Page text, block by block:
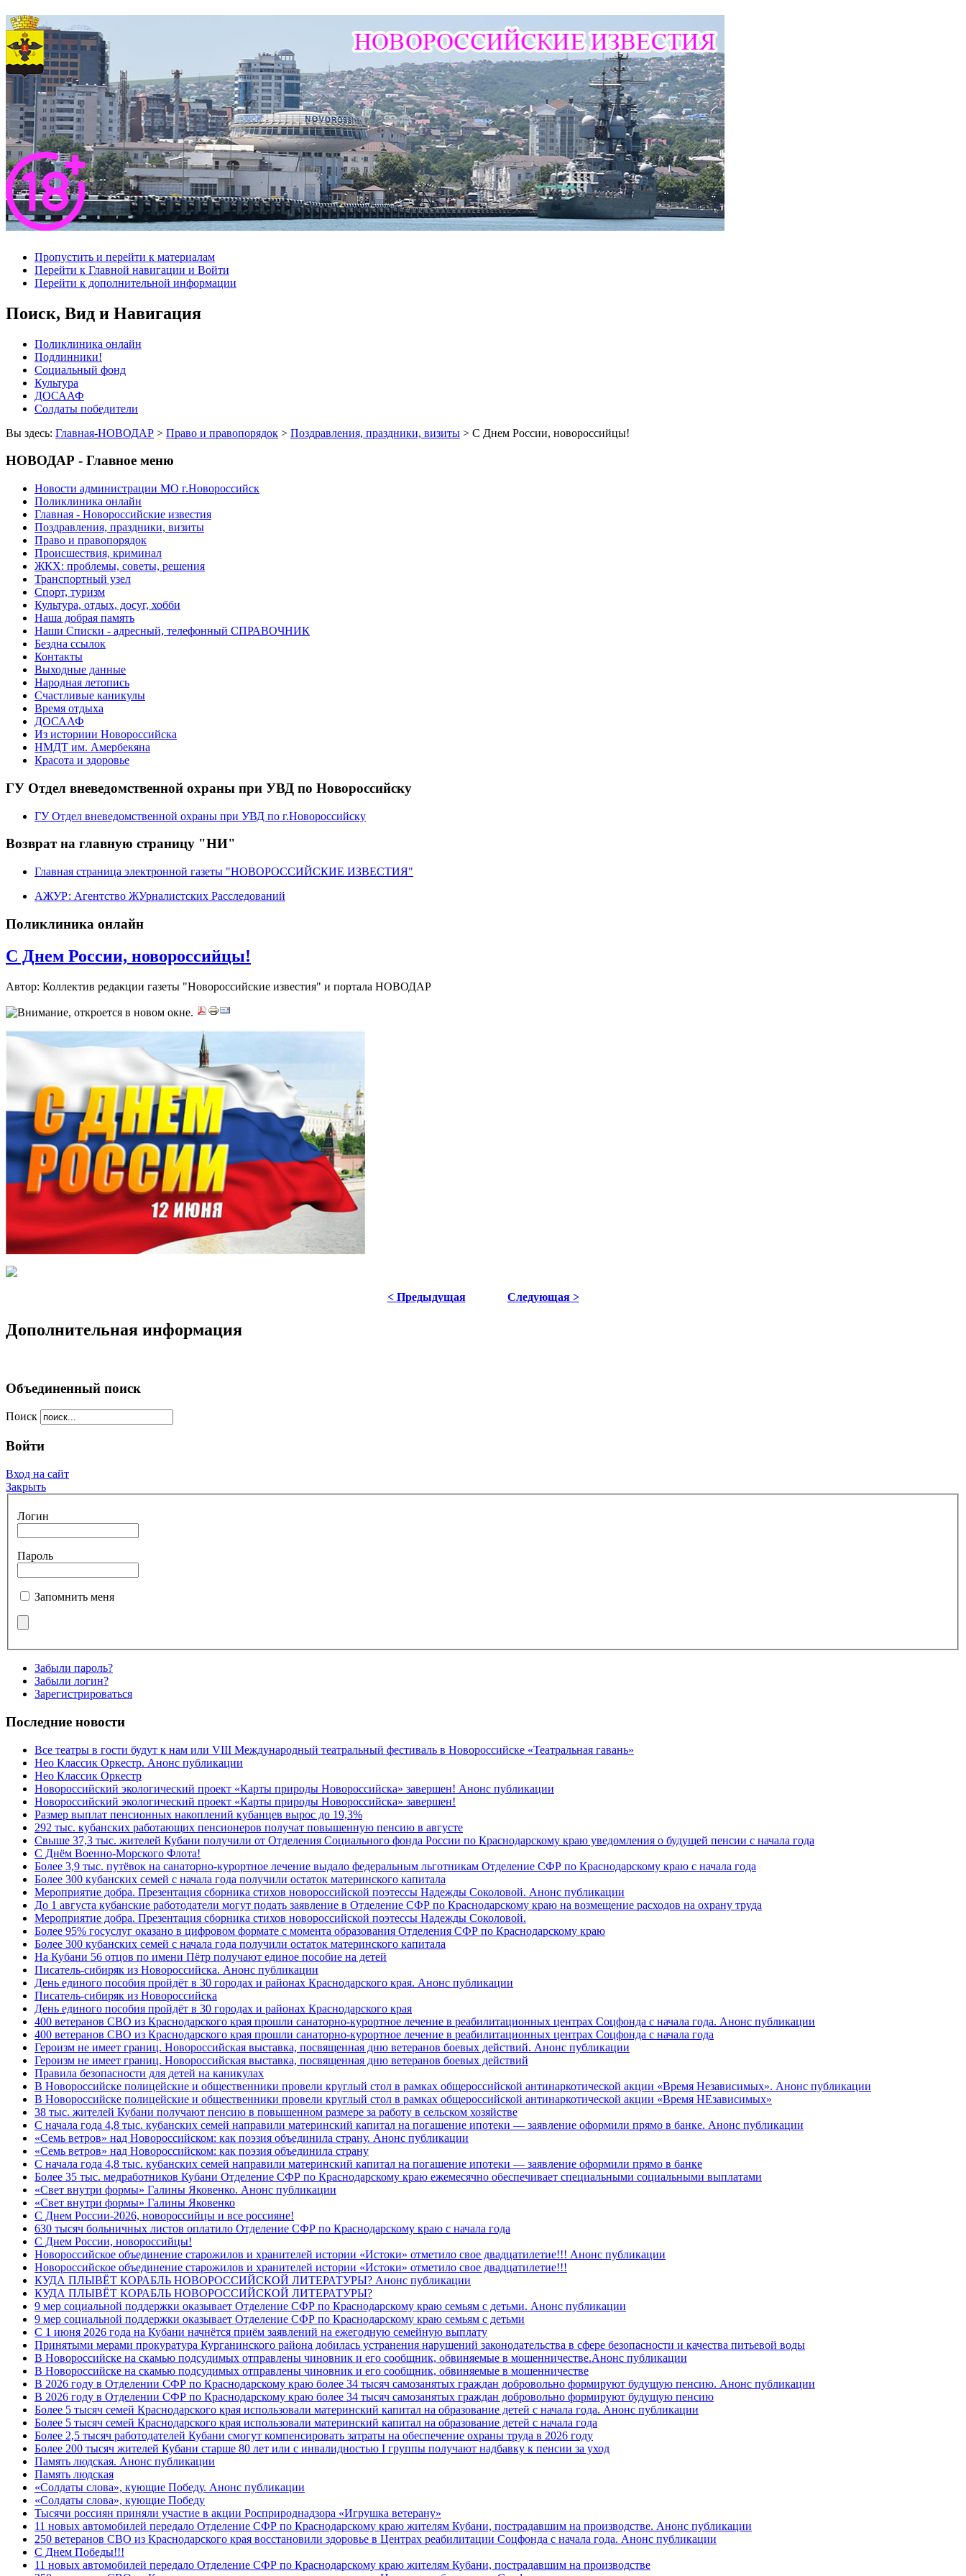
Пропустить и перейти к материалам
Перейти к Главной навигации и Войти
Перейти к дополнительной информации
Поиск, Вид и Навигация
Поликлиника онлайн
Подлинники!
Социальный фонд
Культура
ДОСААФ
Солдаты победители
Вы здесь: Главная-НОВОДАР > Право и правопорядок > Поздравления, праздники, визиты > C Днем России, новороссийцы!
НОВОДАР - Главное меню
Новости администрации МО г.Новороссийск
Поликлиника онлайн
Главная - Новороссийские известия
Поздравления, праздники, визиты
Право и правопорядок
Происшествия, криминал
ЖКХ: проблемы, советы, решения
Транспортный узел
Спорт, туризм
Культура, отдых, досуг, хобби
Наша добрая память
Наши Списки - адресный, телефонный СПРАВОЧНИК
Бездна ссылок
Контакты
Выходные данные
Народная летопись
Счастливые каникулы
Время отдыха
ДОСААФ
Из историии Новороссийска
НМДТ им. Амербекяна
Красота и здоровье
ГУ Отдел вневедомственной охраны при УВД по Новороссийску
ГУ Отдел вневедомственной охраны при УВД по г.Новороссийску
Возврат на главную страницу "НИ"
Главная страница электронной газеты "НОВОРОССИЙСКИЕ ИЗВЕСТИЯ"
АЖУР: Агентство ЖУрналистских Расследований
Поликлиника онлайн
C Днем России, новороссийцы!
Автор: Коллектив редакции газеты "Новороссийские известия" и портала НОВОДАР
< Предыдущая Следующая >
Дополнительная информация
Объединенный поиск
Поиск
Войти
Вход на сайт
Закрыть
Логин
Пароль
Запомнить меня
Забыли пароль?
Забыли логин?
Зарегистрироваться
Последние новости
Все театры в гости будут к нам или VIII Международный театральный фестиваль в Новороссийске «Театральная гавань»
Нео Классик Оркестр. Анонс публикации
Нео Классик Оркестр
Новороссийский экологический проект «Карты природы Новороссийска» завершен! Анонс публикации
Новороссийский экологический проект «Карты природы Новороссийска» завершен!
Размер выплат пенсионных накоплений кубанцев вырос до 19,3%
292 тыс. кубанских работающих пенсионеров получат повышенную пенсию в августе
Свыше 37,3 тыс. жителей Кубани получили от Отделения Социального фонда России по Краснодарскому краю уведомления о будущей пенсии с начала года
C Днём Военно-Морского Флота!
Более 3,9 тыс. путёвок на санаторно-курортное лечение выдало федеральным льготникам Отделение СФР по Краснодарскому краю с начала года
Более 300 кубанских семей с начала года получили остаток материнского капитала
Мероприятие добра. Презентация сборника стихов новороссийской поэтессы Надежды Соколовой. Анонс публикации
До 1 августа кубанские работодатели могут подать заявление в Отделение СФР по Краснодарскому краю на возмещение расходов на охрану труда
Мероприятие добра. Презентация сборника стихов новороссийской поэтессы Надежды Соколовой.
Более 95% госуслуг оказано в цифровом формате с момента образования Отделения СФР по Краснодарскому краю
Более 300 кубанских семей с начала года получили остаток материнского капитала
На Кубани 56 отцов по имени Пётр получают единое пособие на детей
Писатель-сибиряк из Новороссийска. Анонс публикации
День единого пособия пройдёт в 30 городах и районах Краснодарского края. Анонс публикации
Писатель-сибиряк из Новороссийска
День единого пособия пройдёт в 30 городах и районах Краснодарского края
400 ветеранов СВО из Краснодарского края прошли санаторно-курортное лечение в реабилитационных центрах Соцфонда с начала года. Анонс публикации
400 ветеранов СВО из Краснодарского края прошли санаторно-курортное лечение в реабилитационных центрах Соцфонда с начала года
Героизм не имеет границ. Новороссийская выставка, посвященная дню ветеранов боевых действий. Анонс публикации
Героизм не имеет границ. Новороссийская выставка, посвященная дню ветеранов боевых действий
Правила безопасности для детей на каникулах
В Новороссийске полицейские и общественники провели круглый стол в рамках общероссийской антинаркотической акции «Время Независимых». Анонс публикации
В Новороссийске полицейские и общественники провели круглый стол в рамках общероссийской антинаркотической акции «Время НЕзависимых»
38 тыс. жителей Кубани получают пенсию в повышенном размере за работу в сельском хозяйстве
С начала года 4,8 тыс. кубанских семей направили материнский капитал на погашение ипотеки — заявление оформили прямо в банке. Анонс публикации
«Семь ветров» над Новороссийском: как поэзия объединила страну. Анонс публикации
«Семь ветров» над Новороссийском: как поэзия объединила страну
С начала года 4,8 тыс. кубанских семей направили материнский капитал на погашение ипотеки — заявление оформили прямо в банке
Более 35 тыс. медработников Кубани Отделение СФР по Краснодарскому краю ежемесячно обеспечивает специальными социальными выплатами
«Свет внутри формы» Галины Яковенко. Анонс публикации
«Свет внутри формы» Галины Яковенко
C Днем России-2026, новороссийцы и все россияне!
630 тысяч больничных листов оплатило Отделение СФР по Краснодарскому краю с начала года
C Днем России, новороссийцы!
Новороссийское объединение старожилов и хранителей истории «Истоки» отметило свое двадцатилетие!!! Анонс публикации
Новороссийское объединение старожилов и хранителей истории «Истоки» отметило свое двадцатилетие!!!
КУДА ПЛЫВЁТ КОРАБЛЬ НОВОРОССИЙСКОЙ ЛИТЕРАТУРЫ? Анонс публикации
КУДА ПЛЫВЁТ КОРАБЛЬ НОВОРОССИЙСКОЙ ЛИТЕРАТУРЫ?
9 мер социальной поддержки оказывает Отделение СФР по Краснодарскому краю семьям с детьми. Анонс публикации
9 мер социальной поддержки оказывает Отделение СФР по Краснодарскому краю семьям с детьми
С 1 июня 2026 года на Кубани начнётся приём заявлений на ежегодную семейную выплату
Принятыми мерами прокуратура Курганинского района добилась устранения нарушений законодательства в сфере безопасности и качества питьевой воды
В Новороссийске на скамью подсудимых отправлены чиновник и его сообщник, обвиняемые в мошенничестве.Анонс публикации
В Новороссийске на скамью подсудимых отправлены чиновник и его сообщник, обвиняемые в мошенничестве
В 2026 году в Отделении СФР по Краснодарскому краю более 34 тысяч самозанятых граждан добровольно формируют будущую пенсию. Анонс публикации
В 2026 году в Отделении СФР по Краснодарскому краю более 34 тысяч самозанятых граждан добровольно формируют будущую пенсию
Более 5 тысяч семей Краснодарского края использовали материнский капитал на образование детей с начала года. Анонс публикации
Более 5 тысяч семей Краснодарского края использовали материнский капитал на образование детей с начала года
Более 2,5 тысяч работодателей Кубани смогут компенсировать затраты на обеспечение охраны труда в 2026 году
Более 200 тысяч жителей Кубани старше 80 лет или с инвалидностью I группы получают надбавку к пенсии за уход
Память людская. Анонс публикации
Память людская
«Солдаты слова», кующие Победу. Анонс публикации
«Солдаты слова», кующие Победу
Тысячи россиян приняли участие в акции Росприроднадзора «Игрушка ветерану»
11 новых автомобилей передало Отделение СФР по Краснодарскому краю жителям Кубани, пострадавшим на производстве. Анонс публикации
250 ветеранов СВО из Краснодарского края восстановили здоровье в Центрах реабилитации Соцфонда с начала года. Анонс публикации
С Днем Победы!!!
11 новых автомобилей передало Отделение СФР по Краснодарскому краю жителям Кубани, пострадавшим на производстве